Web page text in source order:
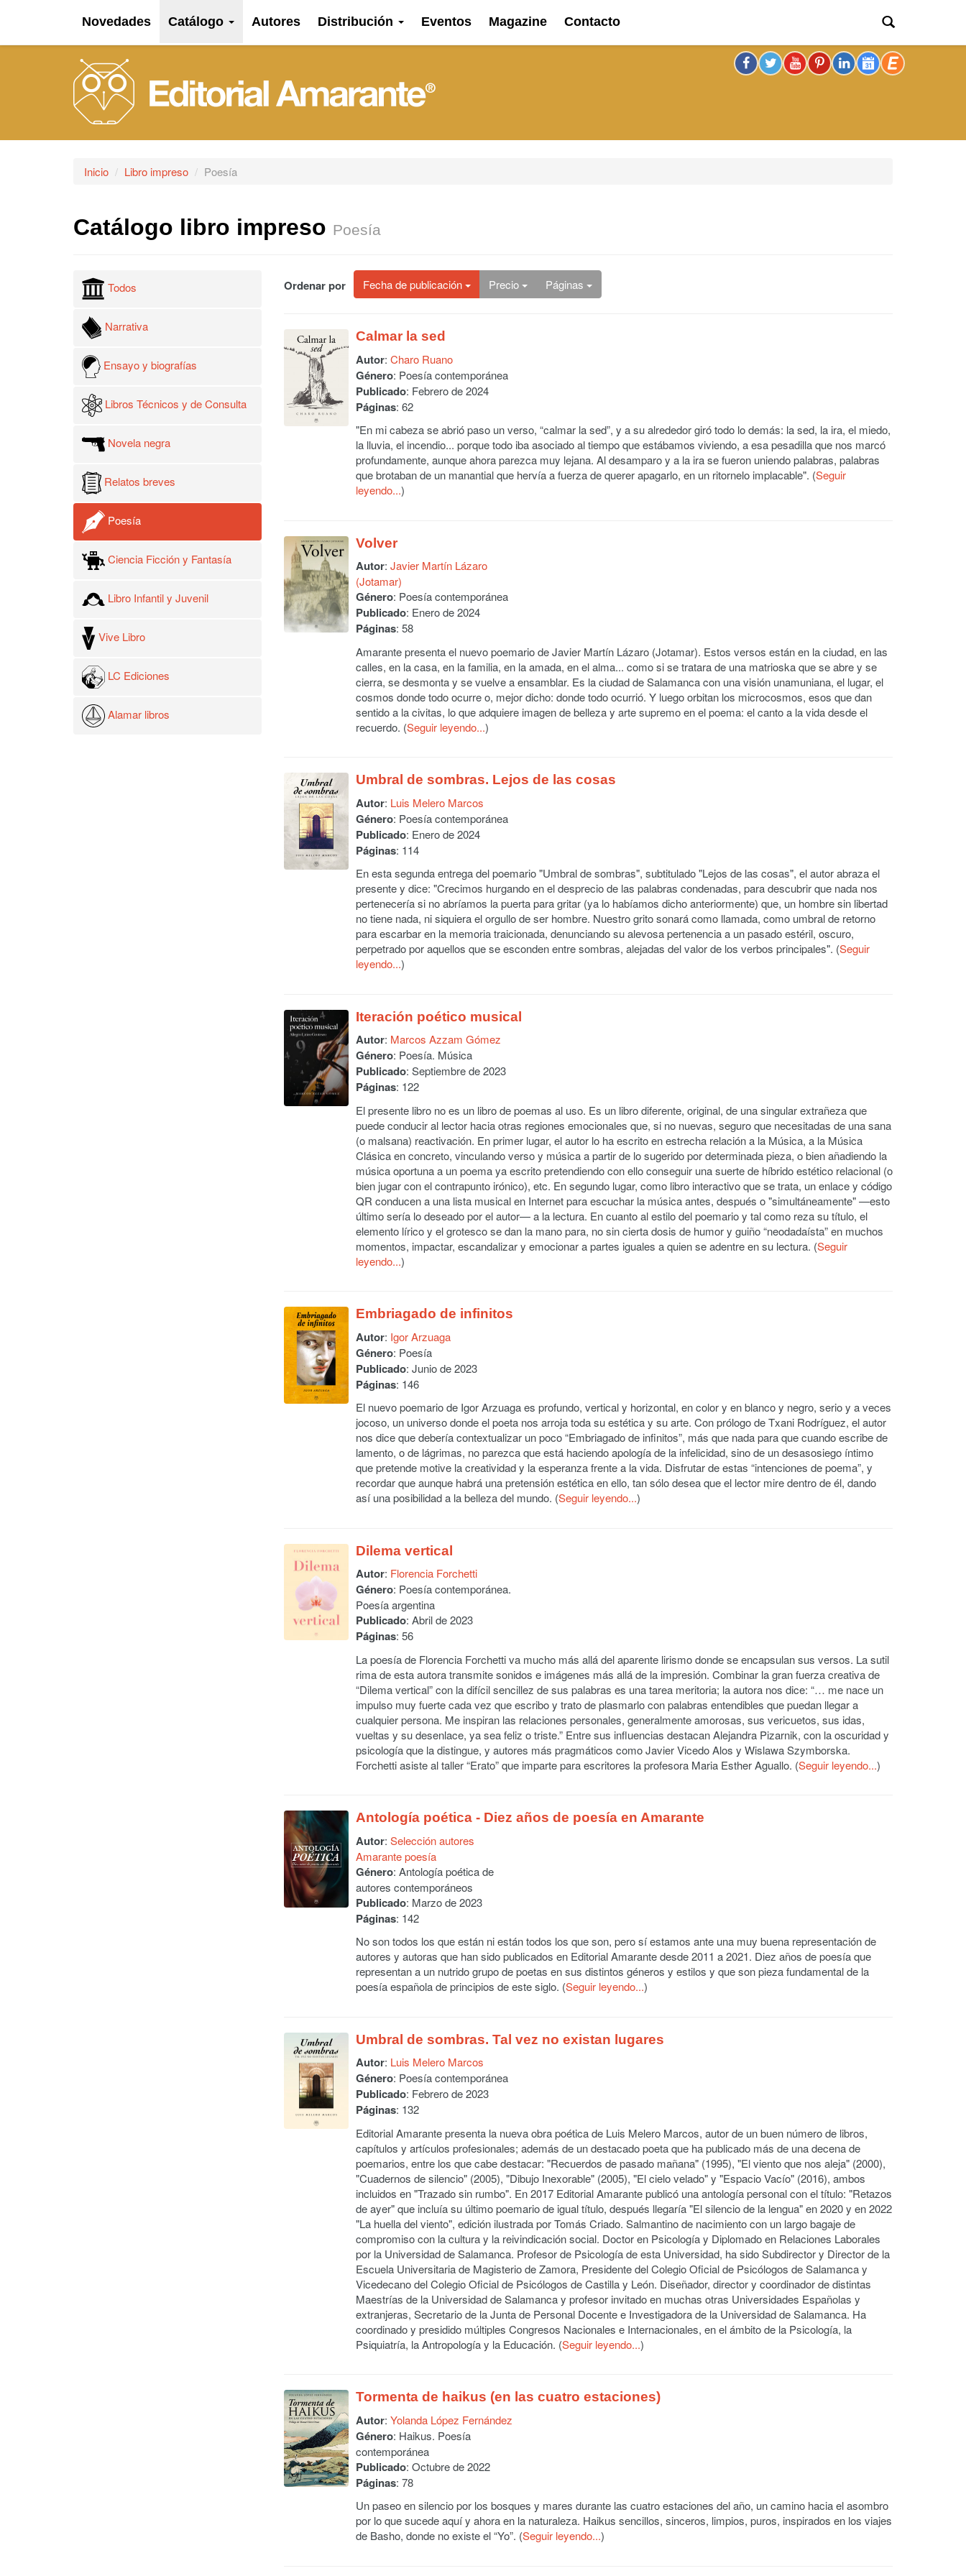
Novedades Catálogo Autores Distribución Eventos Magazine Contacto
Inicio Libro impreso Poesía
Catálogo libro impreso Poesía
Todos
Narrativa
Ensayo y biografías
Libros Técnicos y de Consulta
Novela negra
Relatos breves
Poesía
Ciencia Ficción y Fantasía
Libro Infantil y Juvenil
Vive Libro
LC Ediciones
Alamar libros
Ordenar por Fechade publicación Precio Páginas
Calmar la sed
Autor: Charo Ruano
Género: Poesía contemporánea
Publicado: Febrero de 2024
Páginas: 62
"En mi cabeza se abrió paso un verso, “calmar la sed”, y a su alrededor giró todo lo demás: la sed, la ira, el miedo,
la lluvia, el incendio... porque todo iba asociado al tiempo que estábamos viviendo, a esa pesadilla que nos marcó
profundamente, aunque ahora parezca muy lejana. Al desamparo y a la ira se fueron uniendo palabras, palabras
que brotaban de un manantial que hervía a fuerza de querer apagarlo, en un ritornelo implacable". (Seguir
leyendo...)
Volver
Autor: Javier Martín Lázaro
(Jotamar)
Género: Poesía contemporánea
Publicado: Enero de 2024
Páginas: 58
Amarante presenta el nuevo poemario de Javier Martín Lázaro (Jotamar). Estos versos están en la ciudad, en las
calles, en la casa, en la familia, en la amada, en el alma... como si se tratara de una matrioska que se abre y se
cierra, se desmonta y se vuelve a ensamblar. Es la ciudad de Salamanca con una visión unamuniana, el lugar, el
cosmos donde todo ocurre o, mejor dicho: donde todo ocurrió. Y luego orbitan los microcosmos, esos que dan
sentido a la civitas, lo que adquiere imagen de belleza y arte supremo en el poema: el canto a la vida desde el
recuerdo. (Seguir leyendo...)
Umbral de sombras. Lejos de las cosas
Autor: Luis Melero Marcos
Género: Poesía contemporánea
Publicado: Enero de 2024
Páginas: 114
En esta segunda entrega del poemario "Umbral de sombras", subtitulado "Lejos de las cosas", el autor abraza el
presente y dice: "Crecimos hurgando en el desprecio de las palabras condenadas, para descubrir que nada nos
pertenecería si no abríamos la puerta para gritar (ya lo habíamos dicho anteriormente) que, un hombre sin libertad
no tiene nada, ni siquiera el orgullo de ser hombre. Nuestro grito sonará como llamada, como umbral de retorno
para escarbar en la memoria traicionada, denunciando su alevosa pertenencia a un pasado estéril, oscuro,
perpetrado por aquellos que se esconden entre sombras, alejadas del valor de los verbos principales". (Seguir
leyendo...)
Iteración poético musical
Autor: Marcos Azzam Gómez
Género: Poesía. Música
Publicado: Septiembre de 2023
Páginas: 122
El presente libro no es un libro de poemas al uso. Es un libro diferente, original, de una singular extrañeza que
puede conducir al lector hacia otras regiones emocionales que, si no nuevas, seguro que necesitadas de una sana
(o malsana) reactivación. En primer lugar, el autor lo ha escrito en estrecha relación a la Música, a la Música
Clásica en concreto, vinculando verso y música a partir de lo sugerido por determinada pieza, o bien añadiendo la
música oportuna a un poema ya escrito pretendiendo con ello conseguir una suerte de híbrido estético relacional (o
bien jugar con el contrapunto irónico), etc. En segundo lugar, como libro interactivo que se trata, un enlace y código
QR conducen a una lista musical en Internet para escuchar la música antes, después o "simultáneamente" —esto
último sería lo deseado por el autor— a la lectura. En cuanto al estilo del poemario y tal como reza su título, el
elemento lírico y el grotesco se dan la mano para, no sin cierta dosis de humor y guiño “neodadaísta” en muchos
momentos, impactar, escandalizar y emocionar a partes iguales a quien se adentre en su lectura. (Seguir
leyendo...)
Embriagado de infinitos
Autor: Igor Arzuaga
Género: Poesía
Publicado: Junio de 2023
Páginas: 146
El nuevo poemario de Igor Arzuaga es profundo, vertical y horizontal, en color y en blanco y negro, serio y a veces
jocoso, un universo donde el poeta nos arroja toda su estética y su arte. Con prólogo de Txani Rodríguez, el autor
nos dice que debería contextualizar un poco “Embriagado de infinitos”, más que nada para que cuando escribe de
lamento, o de lágrimas, no parezca que está haciendo apología de la infelicidad, sino de un desasosiego íntimo
que pretende motive la creatividad y la esperanza frente a la vida. Disfrutar de estas “intenciones de poema”, y
recordar que aunque habrá una pretensión estética en ello, tan sólo desea que el lector mire dentro de él, dando
así una posibilidad a la belleza del mundo. (Seguir leyendo...)
Dilema vertical
Autor: Florencia Forchetti
Género: Poesía contemporánea.
Poesía argentina
Publicado: Abril de 2023
Páginas: 56
La poesía de Florencia Forchetti va mucho más allá del aparente lirismo donde se encapsulan sus versos. La sutil
rima de esta autora transmite sonidos e imágenes más allá de la impresión. Combinar la gran fuerza creativa de
“Dilema vertical” con la difícil sencillez de sus palabras es una tarea meritoria; la autora nos dice: “… me nace un
impulso muy fuerte cada vez que escribo y trato de plasmarlo con palabras entendibles que puedan llegar a
cualquier persona. Me inspiran las relaciones personales, generalmente amorosas, sus vericuetos, sus idas,
vueltas y su desenlace, ya sea feliz o triste.” Entre sus influencias destacan Alejandra Pizarnik, con la oscuridad y
psicología que la distingue, y autores más pragmáticos como Javier Vicedo Alos y Wislawa Szymborska.
Forchetti asiste al taller “Erato” que imparte para escritores la profesora Maria Esther Aguallo. (Seguir leyendo...)
Antología poética - Diez años de poesía en Amarante
Autor: Selección autores
Amarante poesía
Género: Antología poética de
autores contemporáneos
Publicado: Marzo de 2023
Páginas: 142
No son todos los que están ni están todos los que son, pero sí estamos ante una muy buena representación de
autores y autoras que han sido publicados en Editorial Amarante desde 2011 a 2021. Diez años de poesía que
representan a un nutrido grupo de poetas en sus distintos géneros y estilos y que son pieza fundamental de la
poesía española de principios de este siglo. (Seguir leyendo...)
Umbral de sombras. Tal vez no existan lugares
Autor: Luis Melero Marcos
Género: Poesía contemporánea
Publicado: Febrero de 2023
Páginas: 132
Editorial Amarante presenta la nueva obra poética de Luis Melero Marcos, autor de un buen número de libros,
capítulos y artículos profesionales; además de un destacado poeta que ha publicado más de una decena de
poemarios, entre los que cabe destacar: "Recuerdos de pasado mañana" (1995), "El viento que nos aleja" (2000),
"Cuadernos de silencio" (2005), "Dibujo Inexorable" (2005), "El cielo velado" y "Espacio Vacío" (2016), ambos
incluidos en "Trazado sin rumbo". En 2017 Editorial Amarante publicó una antología personal con el título: "Retazos
de ayer" que incluía su último poemario de igual título, después llegaría "El silencio de la lengua" en 2020 y en 2022
"La huella del viento", edición ilustrada por Tomás Criado. Salmantino de nacimiento con un largo bagaje de
compromiso con la cultura y la reivindicación social. Doctor en Psicología y Diplomado en Relaciones Laborales
por la Universidad de Salamanca. Profesor de Psicología de esta Universidad, ha sido Subdirector y Director de la
Escuela Universitaria de Magisterio de Zamora, Presidente del Colegio Oficial de Psicólogos de Salamanca y
Vicedecano del Colegio Oficial de Psicólogos de Castilla y León. Diseñador, director y coordinador de distintas
Maestrías de la Universidad de Salamanca y profesor invitado en muchas otras Universidades Españolas y
extranjeras, Secretario de la Junta de Personal Docente e Investigadora de la Universidad de Salamanca. Ha
coordinado y presidido múltiples Congresos Nacionales e Internacionales, en el ámbito de la Psicología, la
Psiquiatría, la Antropología y la Educación. (Seguir leyendo...)
Tormenta de haikus (en las cuatro estaciones)
Autor: Yolanda López Fernández
Género: Haikus. Poesía
contemporánea
Publicado: Octubre de 2022
Páginas: 78
Un paseo en silencio por los bosques y mares durante las cuatro estaciones del año, un camino hacia el asombro
por lo que sucede aquí y ahora en la naturaleza. Haikus sencillos, sinceros, limpios, puros, inspirados en los viajes
de Basho, donde no existe el “Yo”. (Seguir leyendo...)